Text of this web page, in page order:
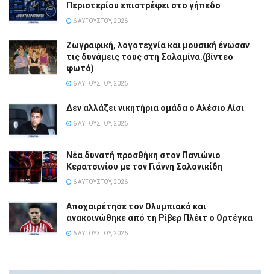
Περιστερίου επιστρέφει στο γήπεδο
6 ΑΥΓΟΎΣΤΟΥ, 2026
Ζωγραφική, λογοτεχνία και μουσική ένωσαν
τις δυνάμεις τους στη Σαλαμίνα.(βίντεο
φωτό)
6 ΑΥΓΟΎΣΤΟΥ, 2026
Δεν αλλάζει νικητήρια ομάδα ο Αλέσιο Λίσι
6 ΑΥΓΟΎΣΤΟΥ, 2026
Νέα δυνατή προσθήκη στον Πανιώνιο
Κερατσινίου με τον Γιάννη Σαλονικίδη
6 ΑΥΓΟΎΣΤΟΥ, 2026
Αποχαιρέτησε τον Ολυμπιακό και
ανακοινώθηκε από τη Ρίβερ Πλέιτ ο Ορτέγκα
6 ΑΥΓΟΎΣΤΟΥ, 2026